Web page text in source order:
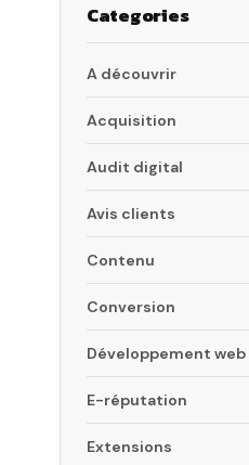
Categories
A découvrir
Acquisition
Audit digital
Avis clients
Contenu
Conversion
Développement web
E-réputation
Extensions